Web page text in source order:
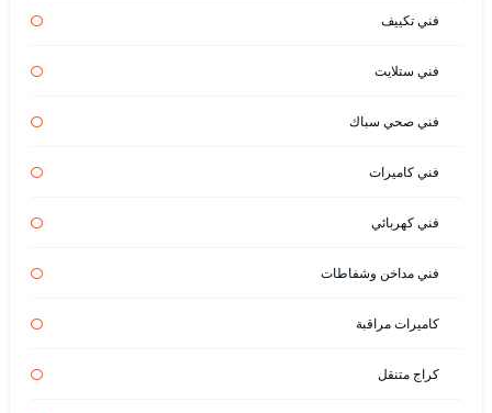
فني تكييف
فني ستلايت
فني صحي سباك
فني كاميرات
فني كهربائي
فني مداخن وشفاطات
كاميرات مراقبة
كراج متنقل